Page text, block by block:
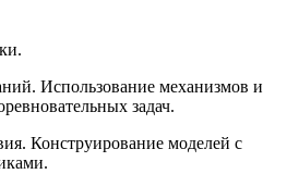
Использование механизмов и
задач.
Конструирование моделей с